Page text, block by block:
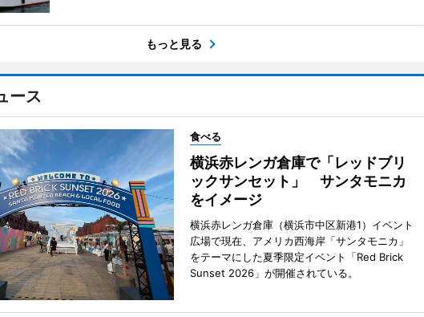
もっと見る
ース
食べる
横浜赤レンガ倉庫で「レッドブリ
ックサンセット」 サンタモニカ
をイメージ
横浜赤レンガ倉庫（横浜市中区新港1）イベント
広場で現在、アメリカ西海岸「サンタモニカ」
をテーマにした夏季限定イベント「Red Brick
Sunset 2026」が開催されている。